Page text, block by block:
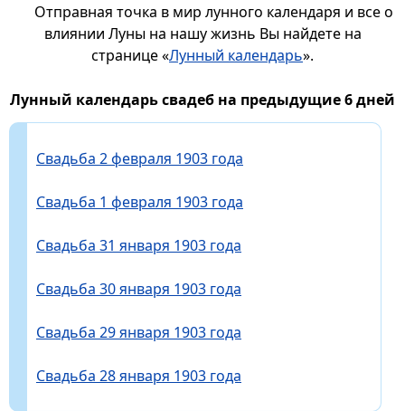
Отправная точка в мир лунного календаря и все о
влиянии Луны на нашу жизнь Вы найдете на
странице «Лунный календарь».
Лунный календарь свадеб на предыдущие 6 дней
Свадьба 2 февраля 1903 года
Свадьба 1 февраля 1903 года
Свадьба 31 января 1903 года
Свадьба 30 января 1903 года
Свадьба 29 января 1903 года
Свадьба 28 января 1903 года